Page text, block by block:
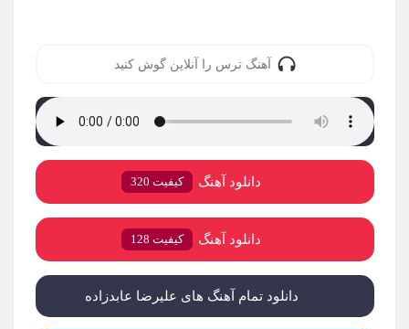
آهنگ ترس را آنلاین گوش کنید
دانلود آهنگ کیفیت 320
دانلود آهنگ کیفیت 128
دانلود تمام آهنگ های علیرضا عابدزاده